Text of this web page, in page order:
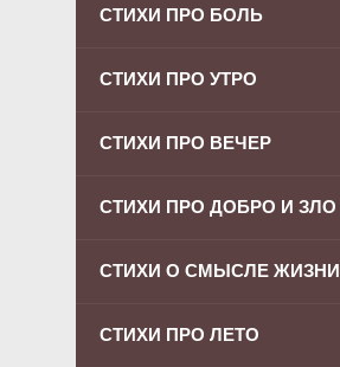
СТИХИ ПРО БОЛЬ
СТИХИ ПРО УТРО
СТИХИ ПРО ВЕЧЕР
СТИХИ ПРО ДОБРО И ЗЛО
СТИХИ О СМЫСЛЕ ЖИЗНИ
СТИХИ ПРО ЛЕТО